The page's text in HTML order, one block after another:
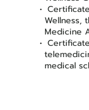
Wellness,
Medicine
medical